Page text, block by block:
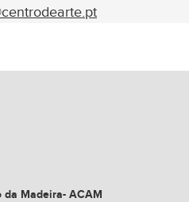
da Madeira- ACAM